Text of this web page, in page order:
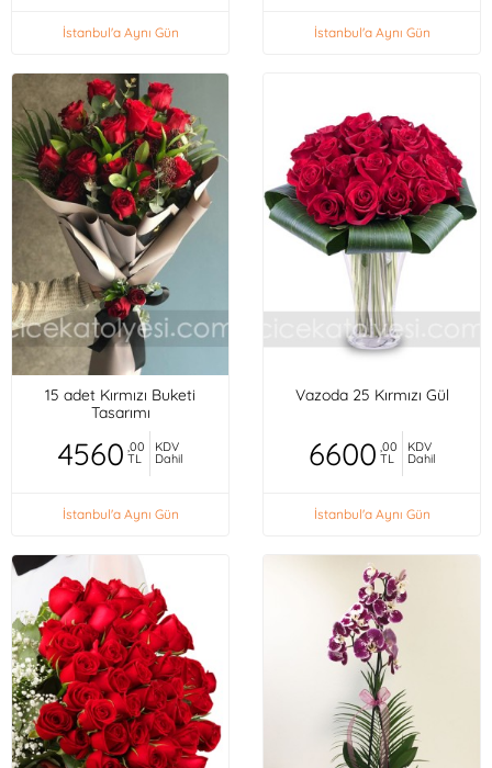
İstanbul'a Aynı Gün İstanbul'a Aynı Gün
15 adet Kırmızı Buketi
Tasarımı
4560 ,00
TL
KDV
Dahil
İstanbul'a Aynı Gün
Vazoda 25 Kırmızı Gül
6600 ,00
TL
KDV
Dahil
İstanbul'a Aynı Gün